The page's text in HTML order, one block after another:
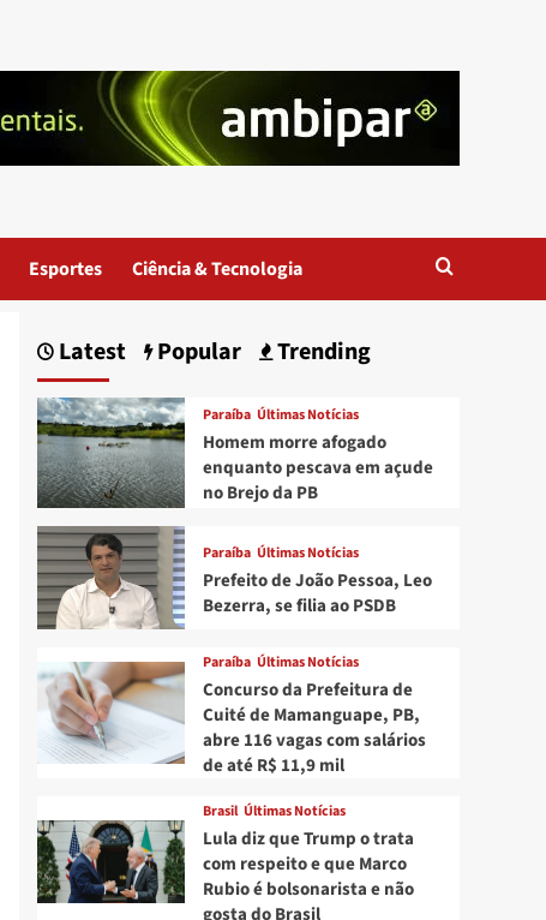
Esportes Ciência & Tecnologia
Latest Popular Trending
Paraíba Últimas Notícias
Homem morre afogado
enquanto pescava em açude
no Brejo da PB
Paraíba Últimas Notícias
Prefeito de João Pessoa, Leo
Bezerra, se filia ao PSDB
Paraíba Últimas Notícias
Concurso da Prefeitura de
Cuité de Mamanguape, PB,
abre 116 vagas com salários
de até R$ 11,9 mil
Brasil Últimas Notícias
Lula diz que Trump o trata
com respeito e que Marco
Rubio é bolsonarista e não
gosta do Brasil